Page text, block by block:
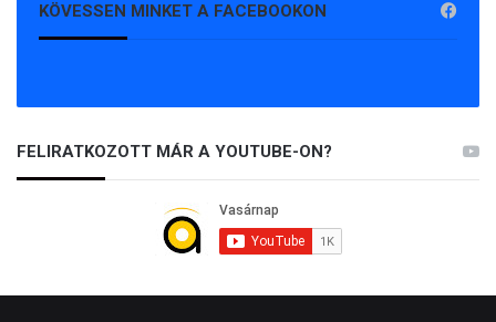
KÖVESSEN MINKET A FACEBOOKON
FELIRATKOZOTT MÁR A YOUTUBE-ON?